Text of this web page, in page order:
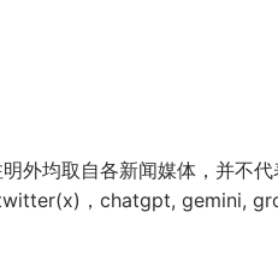
外均取自各新闻媒体，并不
，chatgpt, gemini,